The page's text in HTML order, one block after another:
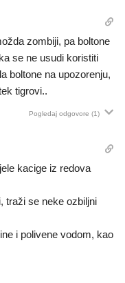
zombiji, pa boltone
se ne usudi koristiti
boltone na upozorenju,
tigrovi..
Pogledaj odgovore (1)
kacige iz redova
traži se neke ozbiljni
i polivene vodom, kao